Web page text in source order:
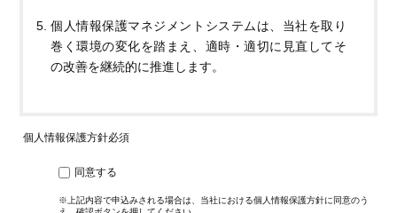
個人情報保護マネジメントシステムは、当社を取り
巻く環境の変化を踏まえ、適時・適切に見直してそ
の改善を継続的に推進します。
個人情報保護方針必須
同意する
※上記内容で申込みされる場合は、当社における個人情報保護方針に同意のう